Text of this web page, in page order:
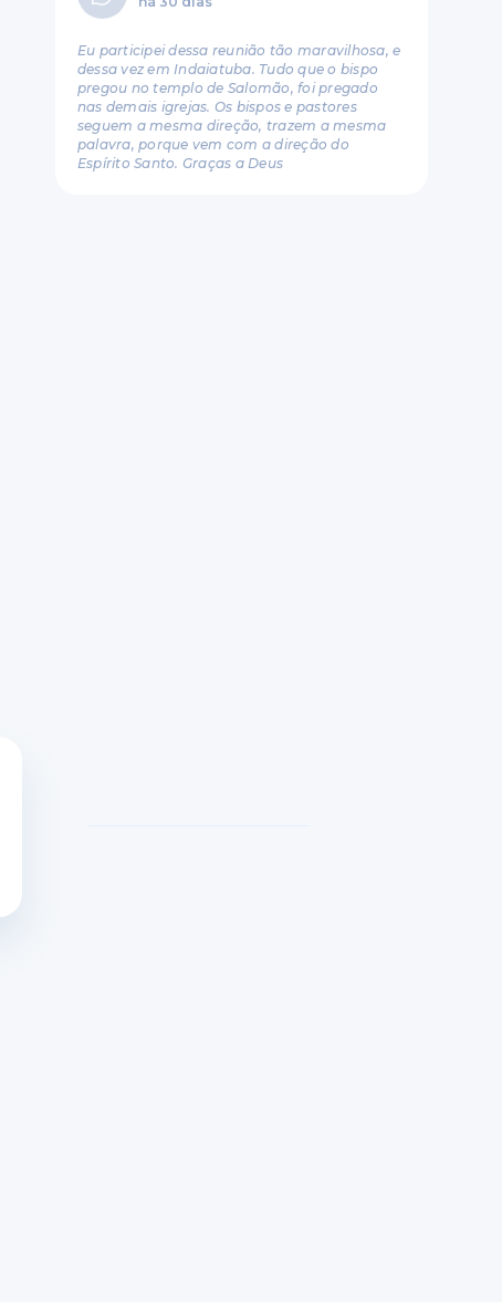
Eu participei dessa reunião tão maravilhosa, e
dessa vez em Indaiatuba. Tudo que o bispo
pregou no templo de Salomão, foi pregado
nas demais igrejas. Os bispos e pastores
seguem a mesma direção, trazem a mesma
palavra, porque vem com a direção do
Espírito Santo. Graças a Deus